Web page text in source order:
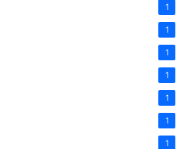
1
1
1
1
1
1
1